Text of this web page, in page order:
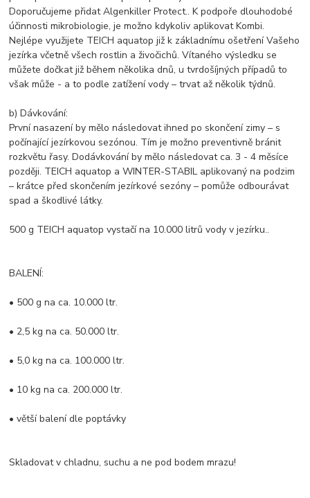
Doporučujeme přidat Algenkiller Protect.. K podpoře dlouhodobé
účinnosti mikrobiologie, je možno kdykoliv aplikovat Kombi.
Nejlépe využijete TEICH aquatop již k základnímu ošetření Vašeho
jezírka včetně všech rostlin a živočichů. Vítaného výsledku se
můžete dočkat již během několika dnů, u tvrdošíjných případů to
však může - a to podle zatížení vody – trvat až několik týdnů.
b) Dávkování:
První nasazení by mělo následovat ihned po skončení zimy – s
počínající jezírkovou sezónou. Tím je možno preventivně bránit
rozkvětu řasy. Dodávkování by mělo následovat ca. 3 - 4 měsíce
později. TEICH aquatop a WINTER-STABIL aplikovaný na podzim
– krátce před skončením jezírkové sezóny – pomůže odbourávat
spad a škodlivé látky.
500 g TEICH aquatop vystačí na 10.000 litrů vody v jezírku..
BALENÍ:
• 500 g na ca. 10.000 ltr.
• 2,5 kg na ca. 50.000 ltr.
• 5,0 kg na ca. 100.000 ltr.
• 10 kg na ca. 200.000 ltr.
• větší balení dle poptávky
Skladovat v chladnu, suchu a ne pod bodem mrazu!